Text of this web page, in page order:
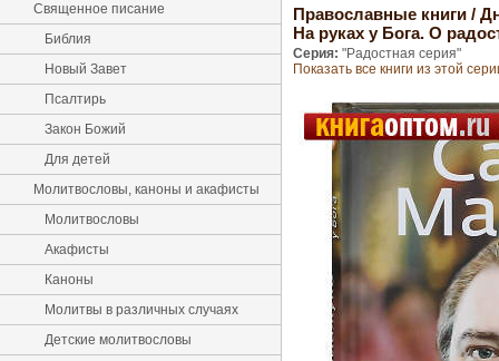
Священное писание
Библия
Новый Завет
Псалтирь
Закон Божий
Для детей
Молитвословы, каноны и акафисты
Молитвословы
Акафисты
Каноны
Молитвы в различных случаях
Детские молитвословы
Православные книги /
На руках у Бога. О
Серия: "Радостная серия"
Показать все книги из этой